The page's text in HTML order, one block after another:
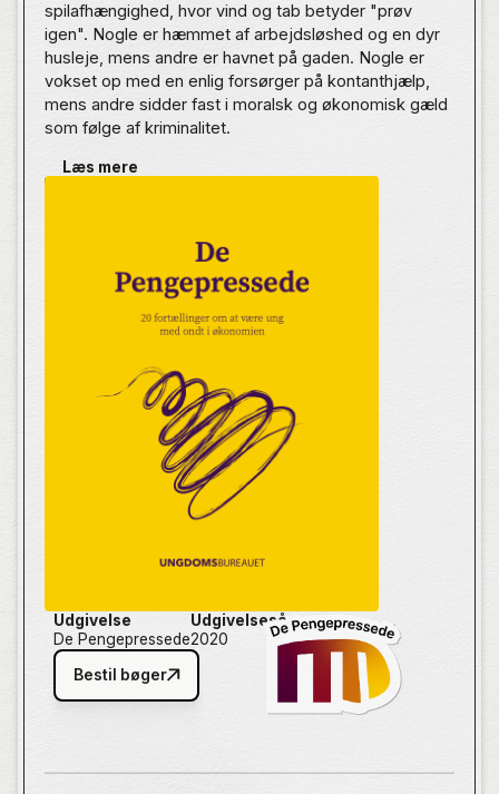
Udgivelse
De Pengepressede
Udgivelsesår
2020
Bestil bøger
spilafhængighed, hvor vind og tab betyder "prøv
igen". Nogle er hæmmet af arbejdsløshed og en dyr
husleje, mens andre er havnet på gaden. Nogle er
vokset op med en enlig forsørger på kontanthjælp,
mens andre sidder fast i moralsk og økonomisk gæld
som følge af kriminalitet.
Det er kun et udpluk, for pengepres tager mange
Læs mere